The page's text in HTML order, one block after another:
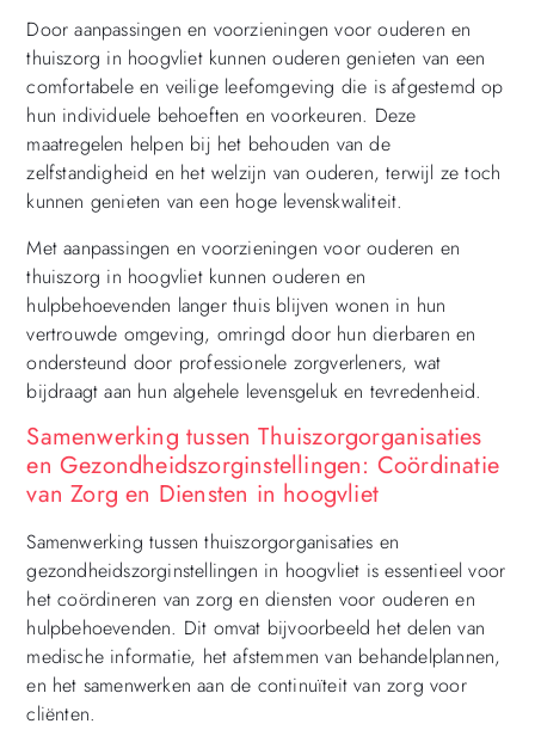
Door aanpassingen en voorzieningen voor ouderen en
thuiszorg in hoogvliet kunnen ouderen genieten van een
comfortabele en veilige leefomgeving die is afgestemd op
hun individuele behoeften en voorkeuren. Deze
maatregelen helpen bij het behouden van de
zelfstandigheid en het welzijn van ouderen, terwijl ze toch
kunnen genieten van een hoge levenskwaliteit.
Met aanpassingen en voorzieningen voor ouderen en
thuiszorg in hoogvliet kunnen ouderen en
hulpbehoevenden langer thuis blijven wonen in hun
vertrouwde omgeving, omringd door hun dierbaren en
ondersteund door professionele zorgverleners, wat
bijdraagt aan hun algehele levensgeluk en tevredenheid.
Samenwerking tussen Thuiszorgorganisaties
en Gezondheidszorginstellingen: Coördinatie
van Zorg en Diensten in hoogvliet
Samenwerking tussen thuiszorgorganisaties en
gezondheidszorginstellingen in hoogvliet is essentieel voor
het coördineren van zorg en diensten voor ouderen en
hulpbehoevenden. Dit omvat bijvoorbeeld het delen van
medische informatie, het afstemmen van behandelplannen,
en het samenwerken aan de continuïteit van zorg voor
cliënten.